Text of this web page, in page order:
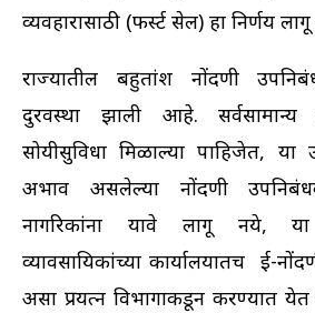
व्यवहारासाठी (फर्स्ट सेल) हा निर्णय
राज्यातील बहुतांश नोंदणी
दुरवस्था झाली आहे. सर्वसामान्य
सोयीसुविधा मिळाल्या पाहिजेत, या
अभाव असलेल्या नोंदणी
नागरिकांना यावे लागू नये, या
व्यावसायिकांच्या कार्यालयातच ई-
असा प्रयत्न विभागाकडून करण्यात